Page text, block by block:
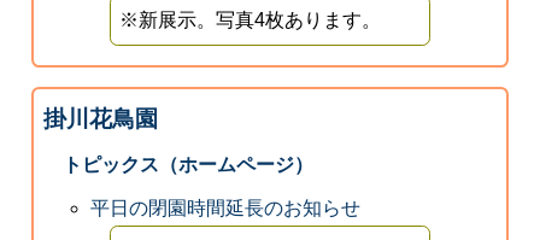
※新展示。写真4枚あります。
掛川花鳥園
トピックス（ホームページ）
平日の閉園時間延長のお知らせ